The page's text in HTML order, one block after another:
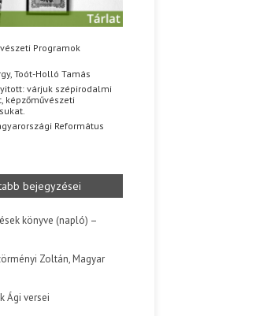
Programok
Toót-Holló Tamás
várjuk szépirodalmi
képzőművészeti
Református
bejegyzései
könyve (napló) –
Zoltán, Magyar
Ági versei